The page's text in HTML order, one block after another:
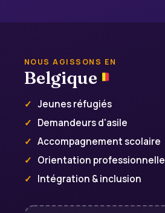
NOUS AGISSONS EN
Belgique
Jeunes réfugiés
Demandeurs d'asile
Accompagnement scolaire
Orientation professionnelle
Intégration & inclusion